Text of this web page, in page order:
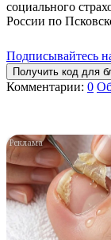
социального
России по
Подписывайтесь
Получить код для
Комментарии: 0